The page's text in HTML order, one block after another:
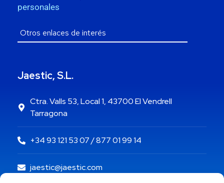
personales
Jaestic, S.L.
Ctra. Valls 53, Local 1, 43700 El Vendrell
Tarragona
+34 93 121 53 07 / 877 01 99 14
jaestic@jaestic.com